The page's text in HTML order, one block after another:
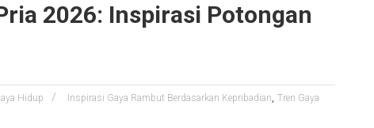
2026: Inspirasi Potongan
Hidup Inspirasi Gaya Rambut Berdasarkan Kepribadian, Tren Gaya